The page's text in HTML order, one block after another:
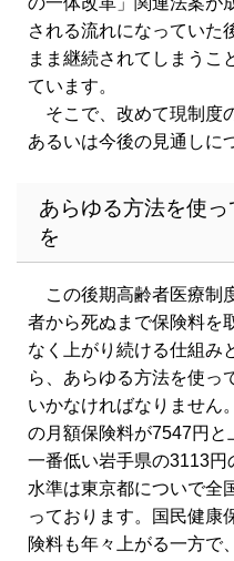
される流れになっていた
まま継続されてしまうこ
ています。
そこで、改めて現制度
あるいは今後の見通しに
あらゆる方法を使
を
この後期高齢者医療制
者から死ぬまで保険料を
なく上がり続ける仕組み
ら、あらゆる方法を使っ
いかなければなりません
の月額保険料が7547円と
一番低い岩手県の3113
水準は東京都についで全
っております。国民健康
険料も年々上がる一方で